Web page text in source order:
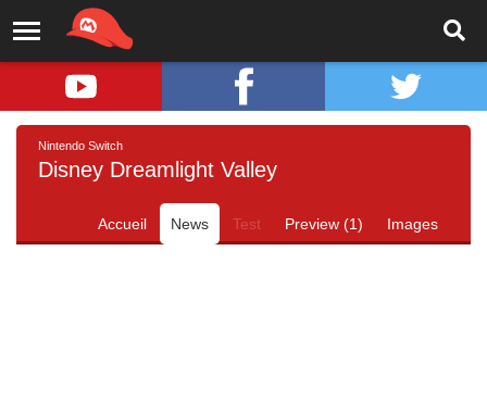
Nintendo Switch
Disney Dreamlight Valley
Accueil News Test Preview (1) Images